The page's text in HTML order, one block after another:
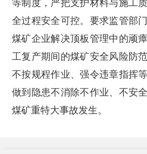
等制度，严把支护材料与施工
全过程安全可控。要求监管部
煤矿企业解决顶板管理中的顽
工复产期间的煤矿安全风险防
不按规程作业、强令违章指挥
做到隐患不消除不作业、不安
煤矿重特大事故发生。